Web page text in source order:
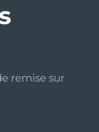
remise sur